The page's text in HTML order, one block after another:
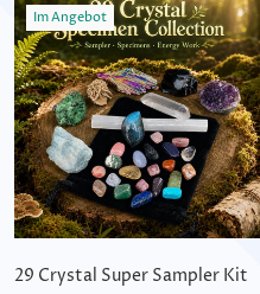
Im Angebot
29 Crystal Super Sampler Kit